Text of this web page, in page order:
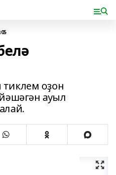
оҙон
ауыл